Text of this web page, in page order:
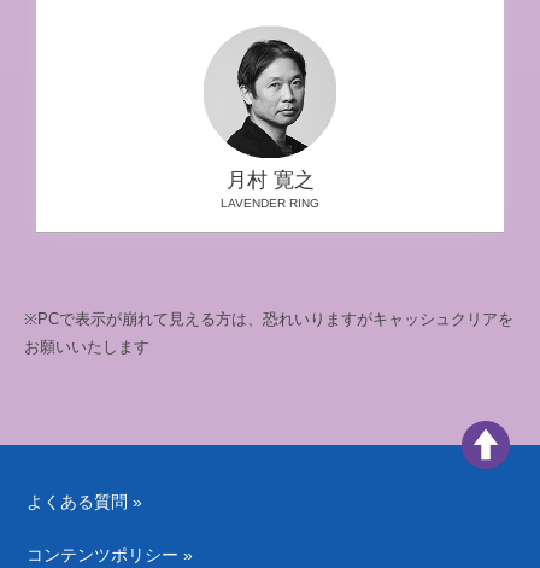
月村 寛之
LAVENDER RING
※PCで表示が崩れて見える方は、恐れいりますがキャッシュクリアを
お願いいたします
よくある質問 »
コンテンツポリシー »